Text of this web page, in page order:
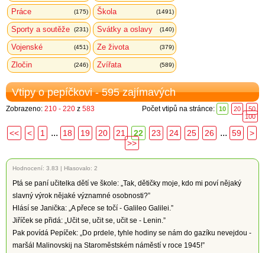
Práce (175) Škola (1491)
Sporty a soutěže (231) Svátky a oslavy (140)
Vojenské (451) Ze života (379)
Zločin (246) Zvířata (589)
Vtipy o pepíčkovi - 595 zajímavých
Zobrazeno: 210 - 220 z 583 Počet vtipů na stránce: 10 20
50
100
<< < 1 ... 18 19 20 21 22 23 24 25 26 ... 59
>
>>
Hodnocení: 3.83 | Hlasovalo: 2
Ptá se paní učitelka dětí ve škole: „Tak, dětičky moje, kdo mi poví nějaký
slavný výrok nějaké významné osobnosti?”
Hlásí se Janička: „A přece se točí - Galileo Galilei.”
Jiříček se přidá: „Učit se, učit se, učit se - Lenin.”
Pak povídá Pepíček: „Do prdele, tyhle hodiny se nám do gazíku nevejdou -
maršál Malinovskij na Staroměstském náměstí v roce 1945!”